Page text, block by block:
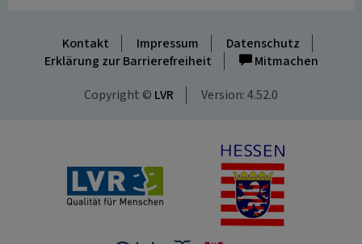
Kontakt Impressum
Datenschutz
Erklärung zur Barrierefreiheit
Mitmachen
Copyright © LVR Version: 4.52.0